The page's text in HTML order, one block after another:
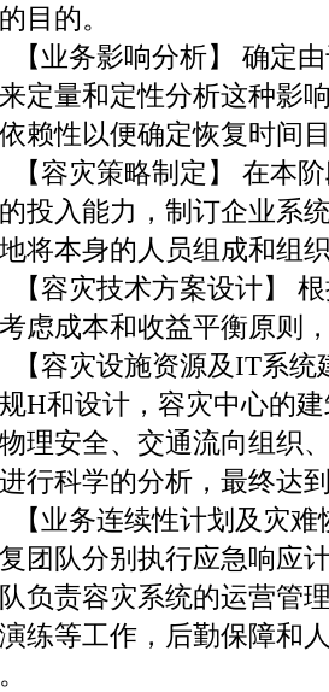
目的。
务影响分析】 确定由
定量和定性分析这种影
赖性以便确定恢复时间
灾策略制定】 在本阶
投入能力，制订企业系
将本身的人员组成和组
灾技术方案设计】 根
虑成本和收益平衡原则
灾设施资源及IT系统
H和设计，容灾中心的
理安全、交通流向组织
行科学的分析，最终达
务连续性计划及灾难
团队分别执行应急响应
负责容灾系统的运营管
练等工作，后勤保障和